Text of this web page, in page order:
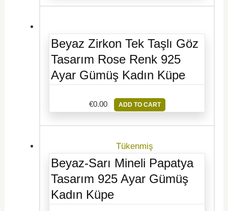
Beyaz Zirkon Tek Taşlı Göz
Tasarım Rose Renk 925
Ayar Gümüş Kadın Küpe
€0.00 ADD TO CART
Tükenmiş
Beyaz-Sarı Mineli Papatya
Tasarım 925 Ayar Gümüş
Kadın Küpe